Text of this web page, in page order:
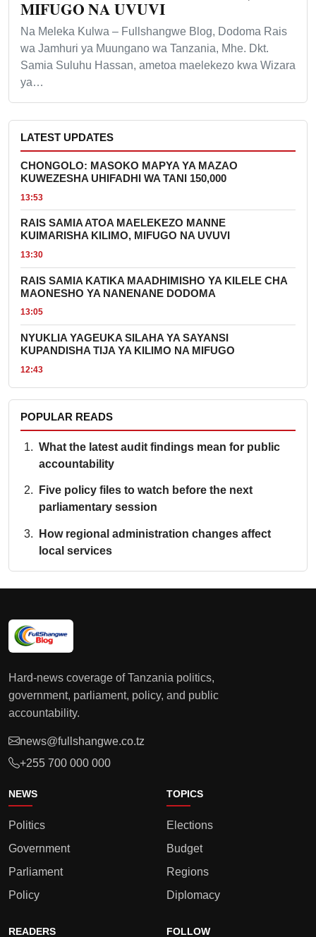
MIFUGO NA UVUVI
Na Meleka Kulwa – Fullshangwe Blog, Dodoma Rais
wa Jamhuri ya Muungano wa Tanzania, Mhe. Dkt.
Samia Suluhu Hassan, ametoa maelekezo kwa Wizara
ya…
LATEST UPDATES
CHONGOLO: MASOKO MAPYA YA MAZAO
KUWEZESHA UHIFADHI WA TANI 150,000
13:53
RAIS SAMIA ATOA MAELEKEZO MANNE
KUIMARISHA KILIMO, MIFUGO NA UVUVI
13:30
RAIS SAMIA KATIKA MAADHIMISHO YA KILELE CHA
MAONESHO YA NANENANE DODOMA
13:05
NYUKLIA YAGEUKA SILAHA YA SAYANSI
KUPANDISHA TIJA YA KILIMO NA MIFUGO
12:43
POPULAR READS
What the latest audit findings mean for public
accountability
Five policy files to watch before the next
parliamentary session
How regional administration changes affect
local services
Hard-news coverage of Tanzania politics,
government, parliament, policy, and public
accountability.
news@fullshangwe.co.tz
+255 700 000 000
NEWS
Politics
Government
Parliament
Policy
TOPICS
Elections
Budget
Regions
Diplomacy
READERS FOLLOW